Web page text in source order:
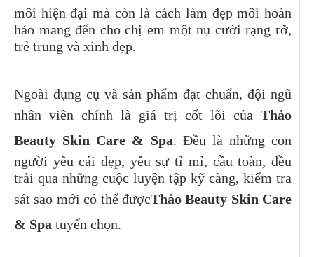
môi hiện đại mà còn là cách làm đẹp môi hoàn
hảo mang đến cho chị em một nụ cười rạng rỡ,
trẻ trung và xinh đẹp.
Ngoài dụng cụ và sản phẩm đạt chuẩn, đội ngũ
nhân viên chính là giá trị cốt lõi của Thảo
Beauty Skin Care & Spa. Đều là những con
người yêu cái đẹp, yêu sự tỉ mỉ, cầu toàn, đều
trải qua những cuộc luyện tập kỹ càng, kiểm tra
sát sao mới có thể đượcThảo Beauty Skin Care
& Spa tuyển chọn.